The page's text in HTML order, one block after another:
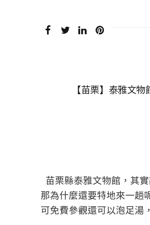
【苗栗】泰雅文
苗栗縣泰雅文物館，其
那為什麼還要特地來一趟
可免費參觀還可以泡足